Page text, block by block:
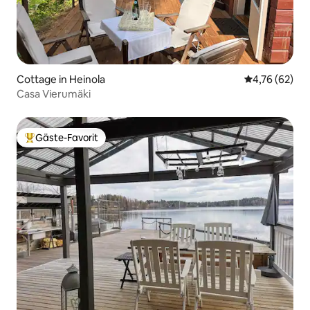
Cottage in Heinola
4,76 (62)
Casa Vierumäki
Beliebter Gäste-Favorit.
Gäste-Favorit